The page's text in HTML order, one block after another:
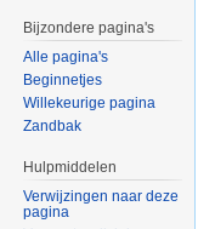
Bijzondere pagina's
Alle pagina's
Beginnetjes
Willekeurige pagina
Zandbak
Hulpmiddelen
Verwijzingen naar deze
pagina